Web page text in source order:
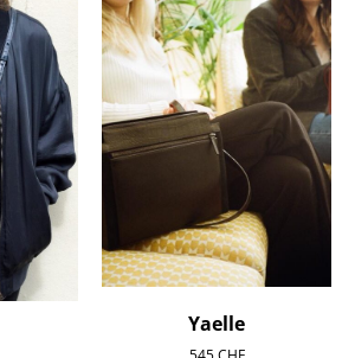
Yaelle